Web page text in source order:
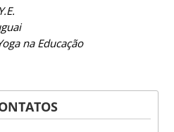
na Educação